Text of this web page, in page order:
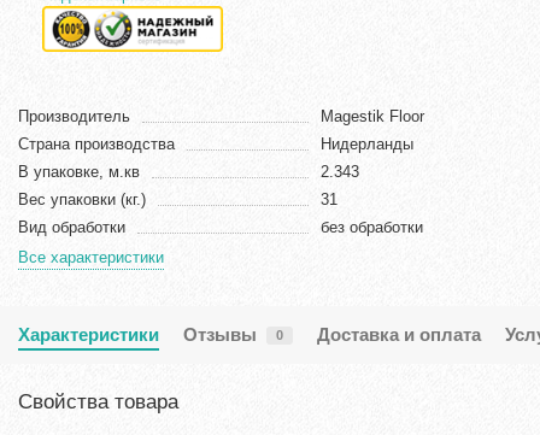
Производитель
Magestik Floor
Страна производства
Нидерланды
В упаковке, м.кв
2.343
Вес упаковки (кг.)
31
Вид обработки
без обработки
Все характеристики
Характеристики Отзывы 0 Доставка и оплата
Свойства товара